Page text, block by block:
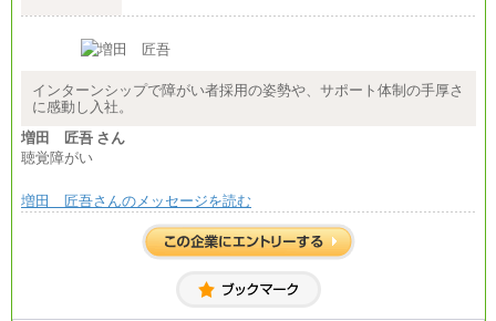
中途：
す。
インターンシップで障がい者採用の姿勢や、サポート体制の手厚さ
に感動し入社。
増田 匠吾 さん
聴覚障がい
増田 匠吾さんのメッセージを読む